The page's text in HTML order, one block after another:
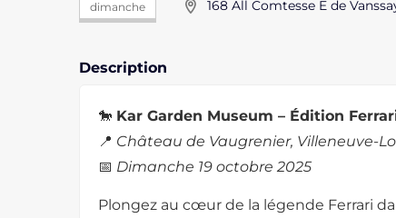
dimanche 168 All Comtesse E de
Description
🐎 Kar Garden Museum – Édition
📍 Château de Vaugrenier, Villeneuve-
📅 Dimanche 19 octobre 2025
Plongez au cœur de la légende Ferrari